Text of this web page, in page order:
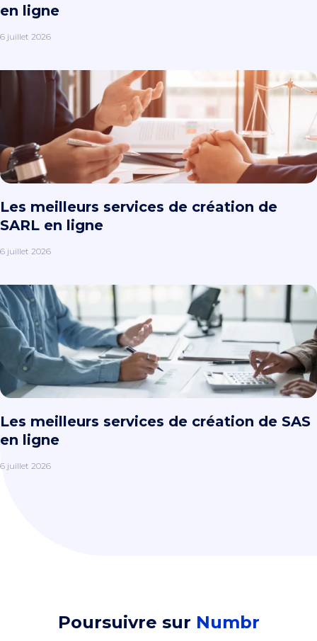
en ligne
6 juillet 2026
Les meilleurs services de création de
SARL en ligne
6 juillet 2026
Les meilleurs services de création de SAS
en ligne
6 juillet 2026
Poursuivre sur Numbr